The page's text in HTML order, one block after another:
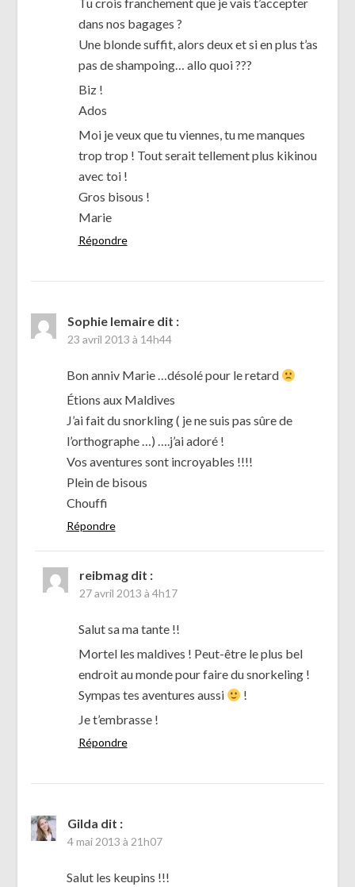
dans nos bagages ?
Une blonde suffit, alors deux et si en plus t’as
pas de shampoing… allo quoi ???
Biz !
Ados
Moi je veux que tu viennes, tu me manques
trop trop ! Tout serait tellement plus kikinou
avec toi !
Gros bisous !
Marie
Répondre
Sophie lemaire dit :
23 avril 2013 à 14h44
Bon anniv Marie …désolé pour le retard
Étions aux Maldives
J’ai fait du snorkling ( je ne suis pas sûre de
l’orthographe …) ….j’ai adoré !
Vos aventures sont incroyables !!!!
Plein de bisous
Chouffi
Répondre
reibmag dit :
27 avril 2013 à 4h17
Salut sa ma tante !!
Mortel les maldives ! Peut-être le plus bel
endroit au monde pour faire du snorkeling !
Sympas tes aventures aussi
!
Je t’embrasse !
Répondre
Gilda dit :
4 mai 2013 à 21h07
Salut les keupins !!!